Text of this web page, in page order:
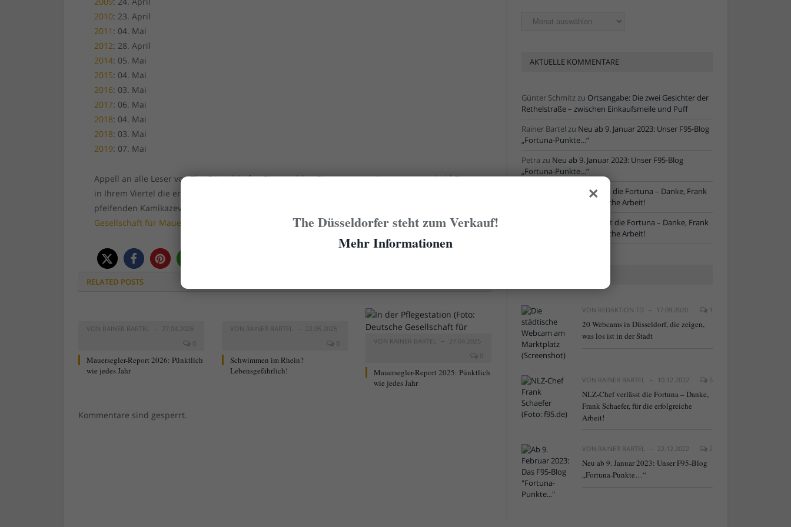
2010: 23. April
2011 : 04. Mai
2012: 28. April
2014: 05. Mai
2015: 04. Mai
2016: 03. Mai
2017: 06. Mai
2018: 04. Mai
2018: 03. Mai
2019: 07. Mai
Appell an alle Leser von The Düsseldorfer: Bitte melden Sie es uns per Kommentar, sobald Sie
in Ihrem Viertel die ersten Pfiffe gehört habt! Danke. Und wer sich noch mehr mit den
pfeifenden Kamikazevögeln befassen möchte, dem empfehlen wir die
Gesellschaft für Mauersegler
RELATED POSTS
VON RAINER BARTEL
27.04.2026
0
Mauersegler-Report 2026: Pünktlich
wie jedes Jahr
VON RAINER BARTEL
22.05.2025
0
Schwimmen im Rhein?
Lebensgefährlich!
VON RAINER BARTEL
27.04.2025
0
Mauersegler-Report 2025: Pünktlich
wie jedes Jahr
Kommentare sind gesperrt.
Ältere
AKTUELLE KOMMENTARE
Günter Schmitzzu Ortsangabe: Die zwei Gesichter der
Rethelstraße – zwischen Einkaufsmeile und Puff
Rainer Bartel zu Neu ab 9. Januar 2023: Unser F95-Blog
„Fortuna-Punkte…“
Petra zu Neu ab 9. Januar 2023: Unser F95-Blog
„Fortuna-Punkte…“
NLZ-Chef verlässt die Fortuna – Danke, Frank
Schaefer, für die erfolgreiche Arbeit!
NLZ-Chef verlässt die Fortuna – Danke, Frank
Schaefer, für die erfolgreiche Arbeit!
VON REDAKTION TD 17.09.2020 1
20 Webcams in Düsseldorf, die zeigen,
was los ist in der Stadt
VON RAINER BARTEL 10.12.2022 5
NLZ-Chef verlässt die Fortuna – Danke,
Frank Schaefer, für die erfolgreiche
Arbeit!
VON RAINER BARTEL 22.12.2022 2
Neu ab 9. Januar 2023: Unser F95-Blog
„Fortuna-Punkte…“
×
The Düsseldorfer steht zum Verkauf!
Mehr Informationen